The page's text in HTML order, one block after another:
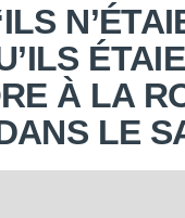
À LA
LE